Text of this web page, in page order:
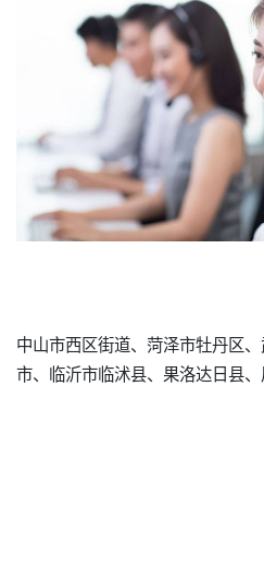
中山市西区街道、菏泽市牡丹区
市、临沂市临沭县、果洛达日县